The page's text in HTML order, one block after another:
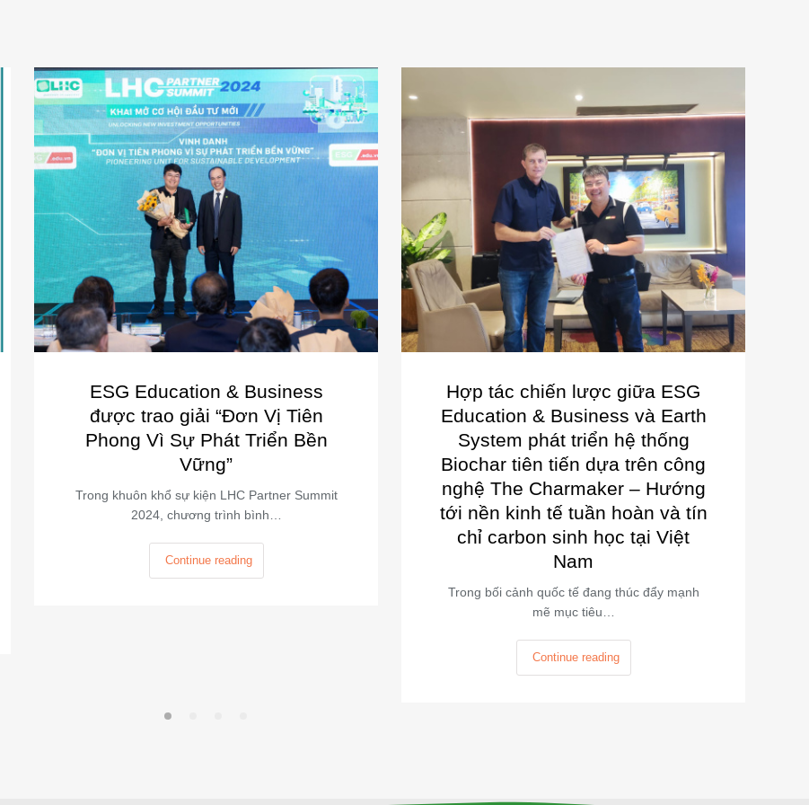
ESG Education & Business
được trao giải “Đơn Vị Tiên
Phong Vì Sự Phát Triển Bền
Vững”
Trong khuôn khổ sự kiện LHC Partner Summit
2024, chương trình bình…
Continue reading
Hợp tác chiến lược giữa ESG
Education & Business và Earth
System phát triển hệ thống
Biochar tiên tiến dựa trên công
nghệ The Charmaker – Hướng
tới nền kinh tế tuần hoàn và tín
chỉ carbon sinh học tại Việt
Nam
Trong bối cảnh quốc tế đang thúc đẩy mạnh
mẽ mục tiêu…
Continue reading